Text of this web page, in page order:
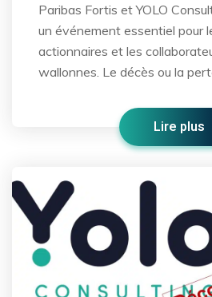
Paribas Fortis et YOLO
un événement essentiel pour
actionnaires et les
wallonnes. Le décès ou la
Lire plus